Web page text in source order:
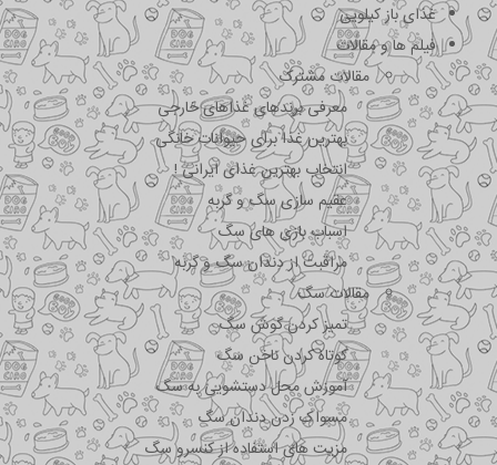
غذای باز کیلویی
فیلم ها و مقالات
مقالات مشترک
معرفی برندهای غذاهای خارجی
بهترین غذا برای حیوانات خانگی
انتخاب بهترین غذای ایرانی !
عقیم سازی سگ و گربه
اسباب بازی های سگ
مراقبت از دندان سگ و گربه
مقالات سگ
تمیز کردن گوش سگ
کوتاه کردن ناخن سگ
آموزش محل دستشویی به سگ
مسواک زدن دندان سگ
مزیت های استفاده از کنسرو سگ